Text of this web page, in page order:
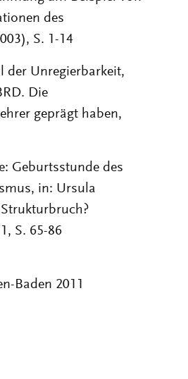
des
S. 1-14
der Unregierbarkeit,
Die
geprägt haben,
Geburtsstunde des
in: Ursula
S. 65-86
Baden 2011